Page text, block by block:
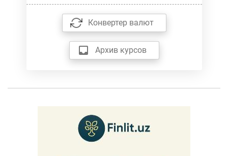
Конвертер валют
Архив курсов